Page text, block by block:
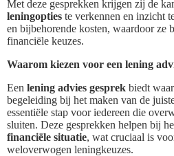
Met deze gesprekken krijgen zij de
leningopties te verkennen en inzicht
en bijbehorende kosten, waardoor ze
financiële keuzes.
Waarom kiezen voor een lening
Een lening advies gesprek biedt
begeleiding bij het maken van de
essentiële stap voor iedereen die
sluiten. Deze gesprekken helpen bij
financiële situatie, wat cruciaal is
weloverwogen leningkeuzes.